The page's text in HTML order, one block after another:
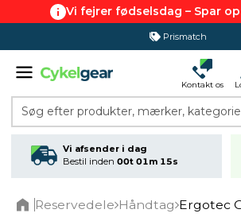
Vi fejrer fødselsdag – Spar
Prismatch
Kontakt os
Søg efter produkter, mærker,
Vi afsender i dag
Bestil inden 00t 01m 15s
Reservedele Håndtag Ergotec